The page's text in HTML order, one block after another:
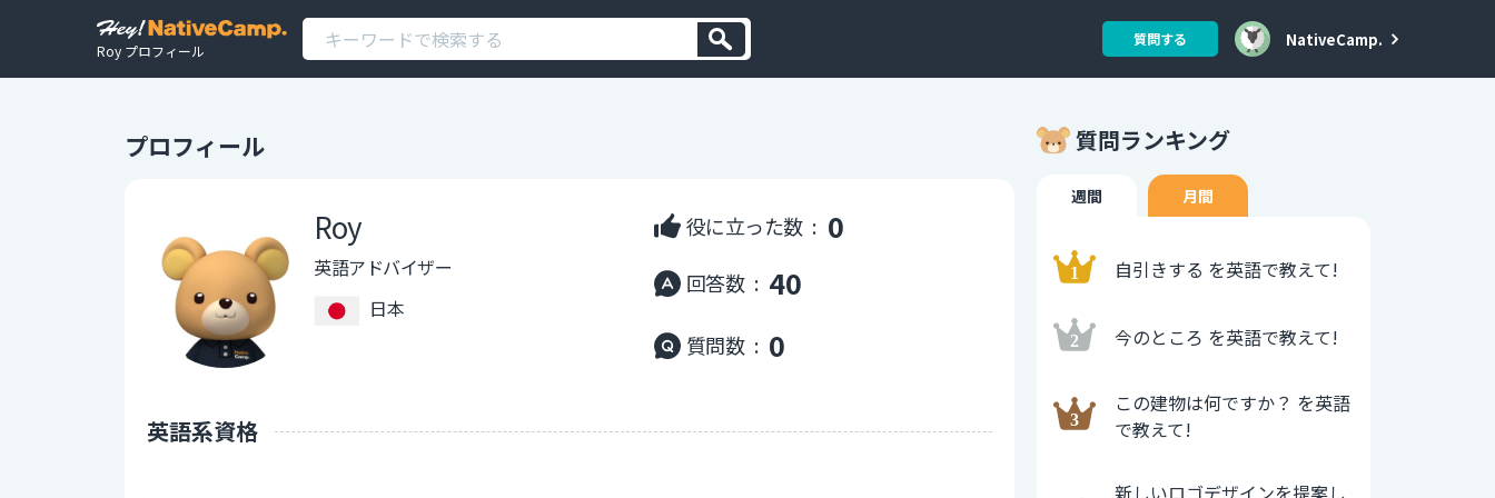
Roy プロフィール
質問する NativeCamp.
プロフィール
Roy
英語アドバイザー
日本
役に立った数 : 0
回答数 : 40
質問数 : 0
英語系資格
質問ランキング
週間 月間
自引きする を英語で教えて!
今のところ を英語で教えて!
この建物は何ですか？ を英語
で教えて!
新しいロゴデザインを提案し